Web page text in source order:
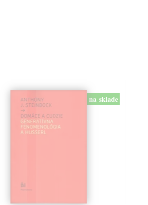
na sklade